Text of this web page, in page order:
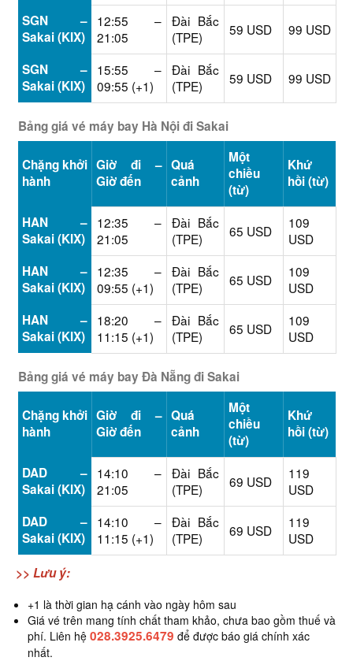
SGN –
Sakai (KIX)
12:55 –
21:05
Đài Bắc
(TPE)
59 USD 99 USD
SGN –
Sakai (KIX)
15:55 –
09:55 (+1)
Đài Bắc
(TPE)
59 USD 99 USD
Bảng giá vé máy bay Hà Nội đi Sakai
Chặng khởi
hành
Giờ đi –
Giờ đến
Quá
cảnh
Một
chiều
(từ)
Khứ
hồi (từ)
HAN –
Sakai (KIX)
12:35 –
21:05
Đài Bắc
(TPE)
65 USD
109
USD
HAN –
Sakai (KIX)
12:35 –
09:55 (+1)
Đài Bắc
(TPE)
65 USD
109
USD
HAN –
Sakai (KIX)
18:20 –
11:15 (+1)
Đài Bắc
(TPE)
65 USD
109
USD
Bảng giá vé máy bay Đà Nẵng đi Sakai
Chặng khởi
hành
Giờ đi –
Giờ đến
Quá
cảnh
Một
chiều
(từ)
Khứ
hồi (từ)
DAD –
Sakai (KIX)
14:10 –
21:05
Đài Bắc
(TPE)
69 USD
119
USD
DAD –
Sakai (KIX)
14:10 –
11:15 (+1)
Đài Bắc
(TPE)
69 USD
119
USD
>> Lưu ý:
+1 là thời gian hạ cánh vào ngày hôm sau
Giá vé trên mang tính chất tham khảo, chưa bao gồm thuế và
phí. Liên hệ 028.3925.6479 để được báo giá chính xác
nhất.